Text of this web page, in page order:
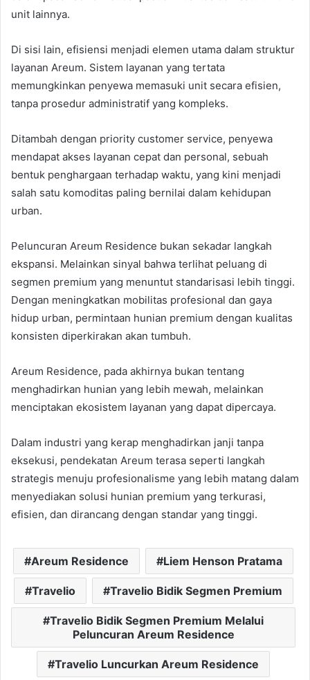
unit lainnya.
Di sisi lain, efisiensi menjadi elemen utama dalam struktur
layanan Areum. Sistem layanan yang tertata
memungkinkan penyewa memasuki unit secara efisien,
tanpa prosedur administratif yang kompleks.
Ditambah dengan priority customer service, penyewa
mendapat akses layanan cepat dan personal, sebuah
bentuk penghargaan terhadap waktu, yang kini menjadi
salah satu komoditas paling bernilai dalam kehidupan
urban.
Peluncuran Areum Residence bukan sekadar langkah
ekspansi. Melainkan sinyal bahwa terlihat peluang di
segmen premium yang menuntut standarisasi lebih tinggi.
Dengan meningkatkan mobilitas profesional dan gaya
hidup urban, permintaan hunian premium dengan kualitas
konsisten diperkirakan akan tumbuh.
Areum Residence, pada akhirnya bukan tentang
menghadirkan hunian yang lebih mewah, melainkan
menciptakan ekosistem layanan yang dapat dipercaya.
Dalam industri yang kerap menghadirkan janji tanpa
eksekusi, pendekatan Areum terasa seperti langkah
strategis menuju profesionalisme yang lebih matang dalam
menyediakan solusi hunian premium yang terkurasi,
efisien, dan dirancang dengan standar yang tinggi.
Areum Residence Liem Henson Pratama
Travelio Travelio Bidik Segmen Premium
Travelio Bidik Segmen Premium Melalui
Peluncuran Areum Residence
Travelio Luncurkan Areum Residence